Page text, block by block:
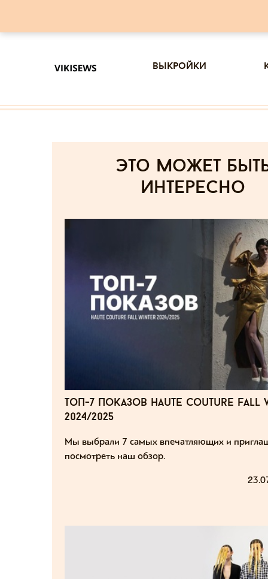
выкройки
Это может
интересно
топ-7 показов haute couture fall
2024/2025
Мы выбрали 7 самых впечатляющих и
посмотреть наш обзор.